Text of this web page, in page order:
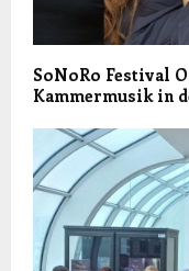
SoNoRo Festival
Kammermusik in